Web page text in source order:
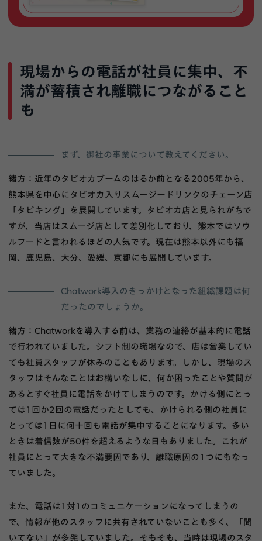
現場からの電話が社員に集中、不
満が蓄積され離職につながること
も
まず、御社の事業について教えてください。
緒方：近年のタピオカブームのはるか前となる2005年から、
熊本県を中心にタピオカ入りスムージードリンクのチェーン店
「タピキング」を展開しています。タピオカ店と見られがちで
すが、当店はスムージ店として差別化しており、熊本ではソウ
ルフードと言われるほどの人気です。現在は熊本以外にも福
岡、鹿児島、大分、愛媛、京都にも展開しています。
Chatwork導入のきっかけとなった組織課題は何
だったのでしょうか。
緒方：Chatworkを導入する前は、業務の連絡が基本的に電話
で行われていました。シフト制の職場なので、店は営業してい
ても社員スタッフが休みのこともあります。しかし、現場のス
タッフはそんなことはお構いなしに、何か困ったことや質問が
あるとすぐ社員に電話をかけてしまうのです。かける側にとっ
ては1回か2回の電話だったとしても、かけられる側の社員に
とっては1日に何十回も電話が集中することになります。多い
ときは着信数が50件を超えるような日もありました。これが
社員にとって大きな不満要因であり、離職原因の1つにもなっ
ていました。
また、電話は1対1のコミュニケーションになってしまうの
で、情報が他のスタッフに共有されていないことも多く、「聞
いてない」が多発していました。そもそも、当時は現場のスタ